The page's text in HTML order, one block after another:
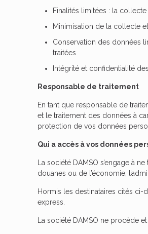
Finalités limitées : la
Minimisation de la collecte
Conservation des données
traitées
Intégrité et confidentialité
Responsable de traitement
En tant que responsable de
et le traitement des données à
protection de vos données
Qui a accès à vos données
La société DAMSO s’engage à
douanes ou de l’économie,
Hormis les destinataires cités ci-
express.
La société DAMSO ne procède